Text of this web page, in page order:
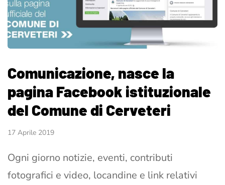
Comunicazione, nasce la
pagina Facebook istituzionale
del Comune di Cerveteri
17 Aprile 2019
Ogni giorno notizie, eventi, contributi
fotografici e video, locandine e link relativi